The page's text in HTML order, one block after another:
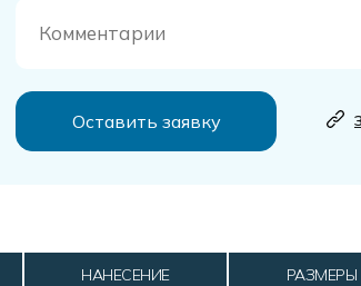
НАНЕСЕНИЕ РАЗМЕРЫ